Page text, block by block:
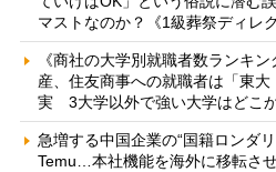
マストなのか？《1級葬祭ディレ
《商社の大学別就職者数ランキ
産、住友商事への就職者は「東
実 3大学以外で強い大学はどこ
急増する中国企業の“国籍ロンダ
Temu…本社機能を海外に移転さ